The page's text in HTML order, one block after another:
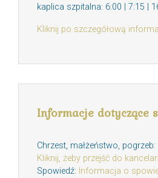
kaplica szpitalna: 6:00 | 7:15 |
Kliknij po szczegółową
Informacje dotyczące
Chrzest, małżeństwo, pogrzeb:
Kliknij, żeby przejść do
Spowiedź: Informacja o